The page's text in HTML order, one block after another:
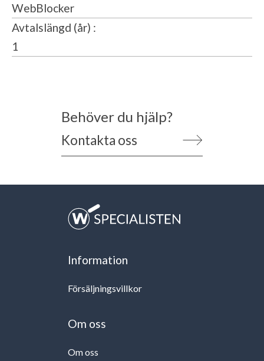
WebBlocker
Avtalslängd (år)
1
Behöver du hjälp?
Kontakta oss
Information
Försäljningsvillkor
Om oss
Om oss